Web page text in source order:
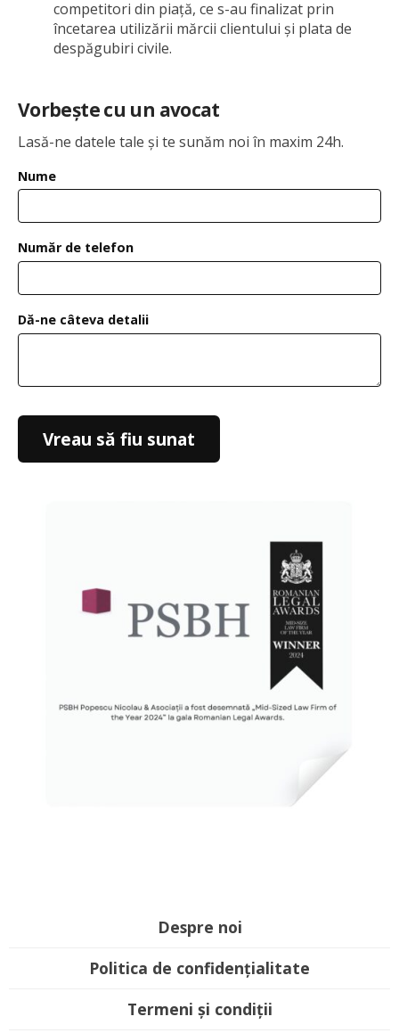
competitori din piață, ce s-au finalizat prin
încetarea utilizării mărcii clientului și plata de
despăgubiri civile.
Vorbește cu un avocat
Lasă-ne datele tale și te sunăm noi în maxim 24h.
Nume
Număr de telefon
Dă-ne câteva detalii
Despre noi
Politica de confidențialitate
Termeni și condiții